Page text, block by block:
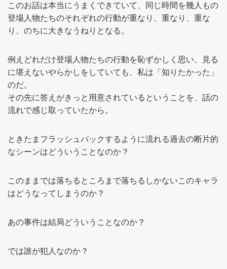
このお話は本当にうまくできていて、同じ時間を幾人もの
登場人物たちのそれぞれの行動が重なり、重なり、重な
り、のちに大きなうねりとなる。
例えどれだけ登場人物たちの行動を恥ずかしく思い、見る
に堪えないやらかしをしていても、私は「知りたかった」
のだ。
その先に答えがきっと用意されているということを、話の
流れで感じ取っていたから。
ときたまフラッシュバックするように流れる過去の断片的
なシーンはどういうことなのか？
このままでは落ちるところまで落ちるしかないこのキャラ
はどうなってしまうのか？
あの事件は結局どういうことなのか？
では誰が犯人なのか？